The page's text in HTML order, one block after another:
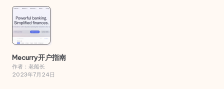
Mecurry开户指南
作者：老船长
2023年7月24日